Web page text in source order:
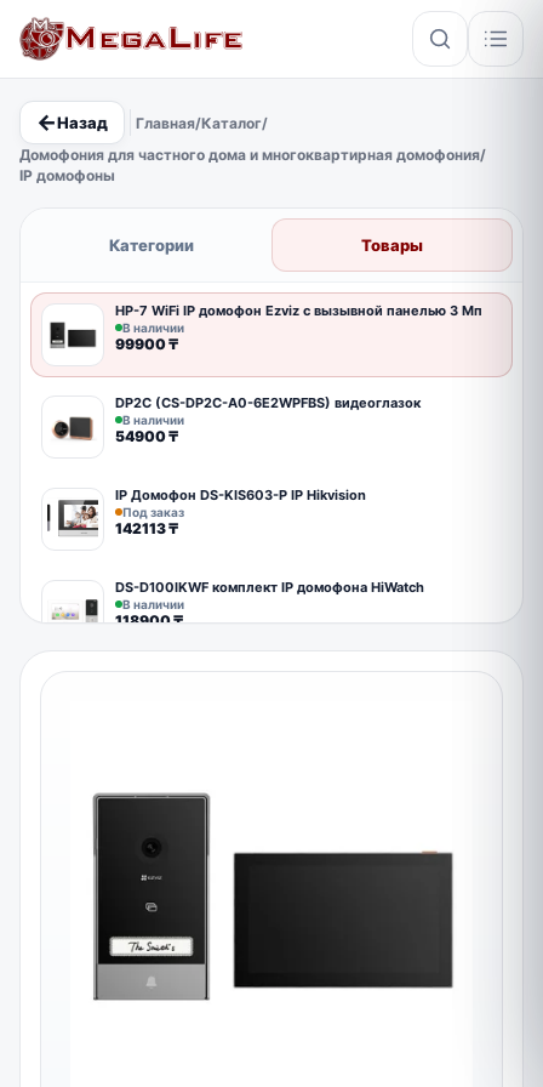
×
←Назад Главная/Каталог/
Домофония для частного дома и многоквартирная домофония/
IP домофоны
Категории Товары
HP-7 WiFi IP домофон Ezviz с вызывной панелью 3 Мп
В наличии
99900₸
DP2C (CS-DP2C-A0-6E2WPFBS) видеоглазок
В наличии
54900₸
IP Домофон DS-KIS603-P IP Hikvision
Под заказ
142113₸
DS-D100IKWF комплект IP домофона HiWatch
В наличии
118900₸
В наличии
Электромагнитные замки до 180 кг. с уголком
13000